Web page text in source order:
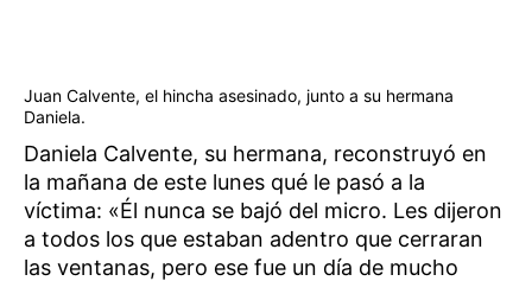
Juan Calvente, el hincha asesinado, junto a su hermana
Daniela.
Daniela Calvente, su hermana, reconstruyó en
la mañana de este lunes qué le pasó a la
víctima: «Él nunca se bajó del micro. Les dijeron
a todos los que estaban adentro que cerraran
las ventanas, pero ese fue un día de mucho